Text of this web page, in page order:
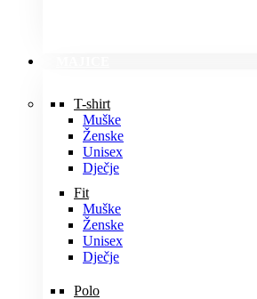
T-shirt
Muške
Ženske
Unisex
Dječje
Fit
Muške
Ženske
Unisex
Dječje
Polo